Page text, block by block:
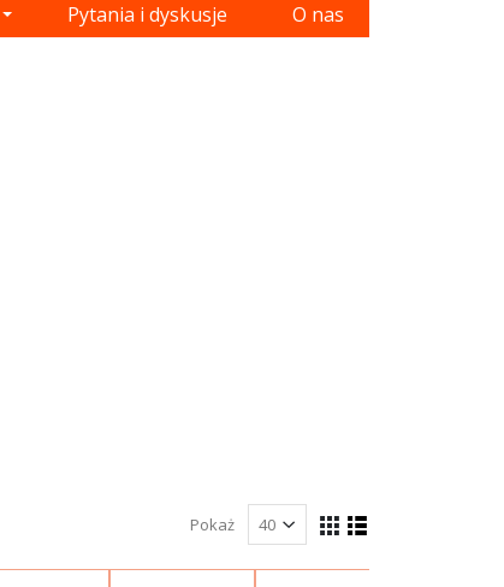
Pytania i dyskusje O nas
Pokaż